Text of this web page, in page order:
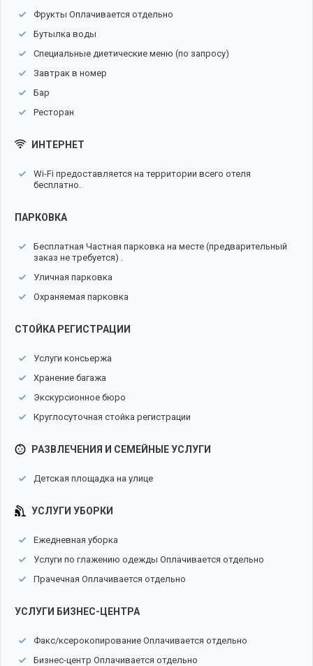
Фрукты Оплачивается отдельно
Бутылка воды
Специальные диетические меню (по запросу)
Завтрак в номер
Бар
Ресторан
ИНТЕРНЕТ
Wi-Fi предоставляется на территории всего отеля
бесплатно.
ПАРКОВКА
Бесплатная Частная парковка на месте (предварительный
заказ не требуется) .
Уличная парковка
Охраняемая парковка
СТОЙКА РЕГИСТРАЦИИ
Услуги консьержа
Хранение багажа
Экскурсионное бюро
Круглосуточная стойка регистрации
РАЗВЛЕЧЕНИЯ И СЕМЕЙНЫЕ УСЛУГИ
Детская площадка на улице
УСЛУГИ УБОРКИ
Ежедневная уборка
Услуги по глажению одежды Оплачивается отдельно
Прачечная Оплачивается отдельно
УСЛУГИ БИЗНЕС-ЦЕНТРА
Факс/ксерокопирование Оплачивается отдельно
Бизнес-центр Оплачивается отдельно